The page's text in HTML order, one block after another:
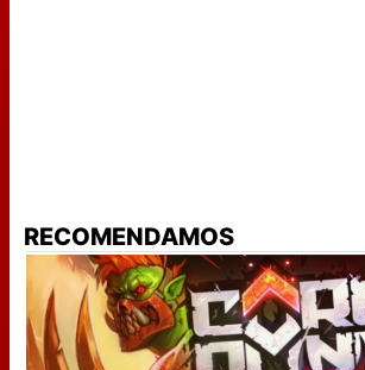
RECOMENDAMOS